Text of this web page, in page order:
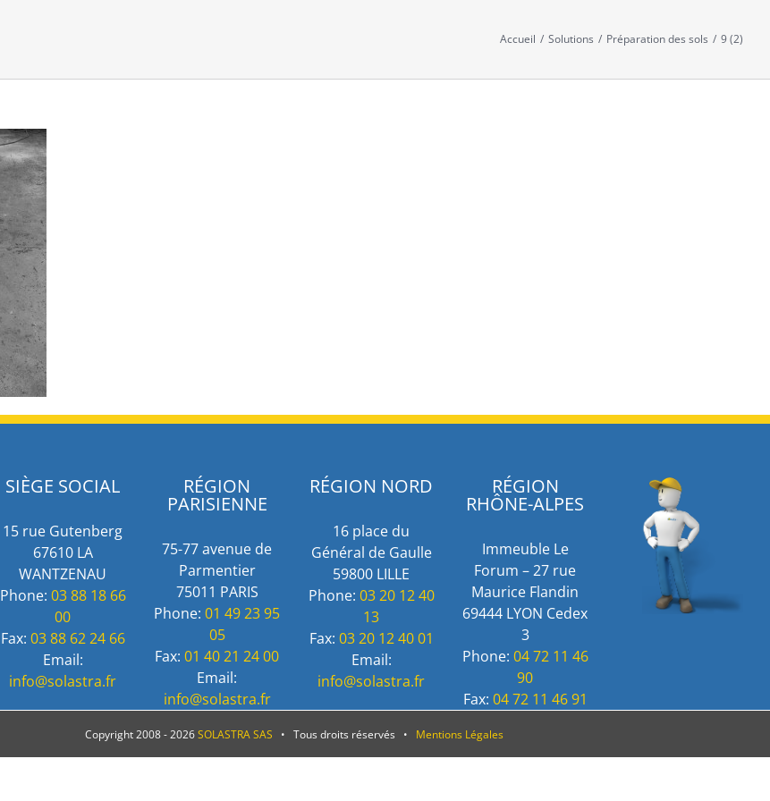
Accueil / Solutions / Préparation des sols / 9 (2)
SIÈGE SOCIAL
15 rue Gutenberg
67610 LA
WANTZENAU
Phone: 03 88 18 66
00
Fax: 03 88 62 24 66
Email:
info@solastra.fr
RÉGION
PARISIENNE
75-77 avenue de
Parmentier
75011 PARIS
Phone:01 49 23 95
05
Fax:01 40 21 24 00
Email:
info@solastra.fr
RÉGION NORD
16 place du
Général de Gaulle
59800 LILLE
Phone: 03 20 12 40
13
Fax: 03 20 12 40 01
Email:
info@solastra.fr
RÉGION
RHÔNE-ALPES
Immeuble Le
Forum – 27 rue
Maurice Flandin
69444 LYON Cedex
3
Phone: 04 72 11 46
90
Fax: 04 72 11 46 91
Copyright 2008 -2026SOLASTRA SAS • Tous droits réservés • Mentions Légales